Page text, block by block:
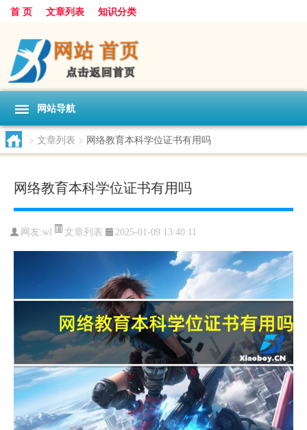
首 页 文章列表 知识分类
网站导航
> 文章列表 > 网络教育本科学位证书有用吗
网络教育本科学位证书有用吗
网友:wl 文章列表 2025-01-09 13:40:11